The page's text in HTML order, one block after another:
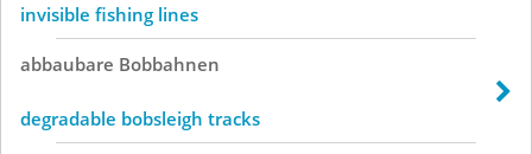
invisible fishing lines
abbaubare Bobbahnen
degradable bobsleigh tracks